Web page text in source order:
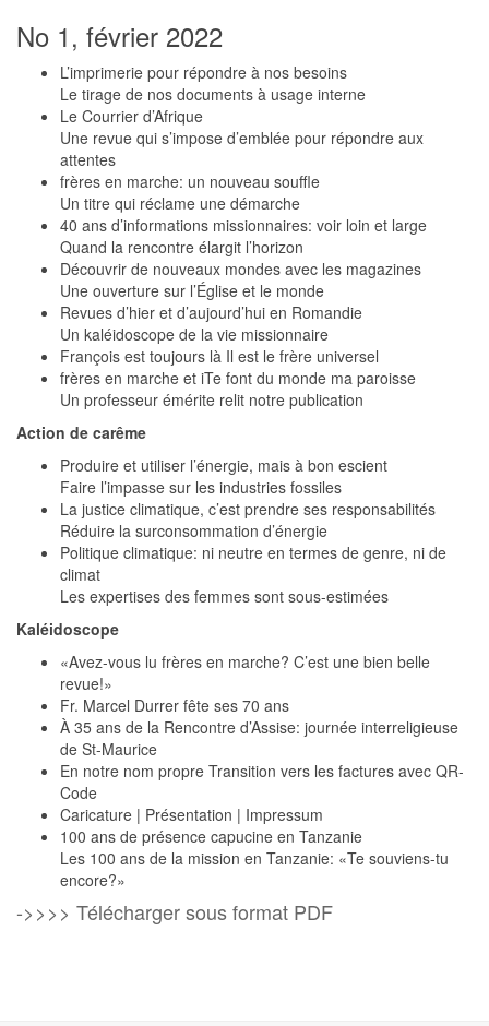
No 1, février 2022
L’imprimerie pour répondre à nos besoins
Le tirage de nos documents à usage interne
Le Courrier d’Afrique
Une revue qui s’impose d’emblée pour répondre aux
attentes
frères en marche: un nouveau souffle
Un titre qui réclame une démarche
40 ans d’informations missionnaires: voir loin et large
Quand la rencontre élargit l’horizon
Découvrir de nouveaux mondes avec les magazines
Une ouverture sur l’Église et le monde
Revues d’hier et d’aujourd’hui en Romandie
Un kaléidoscope de la vie missionnaire
François est toujours là Il est le frère universel
frères en marche et iTe font du monde ma paroisse
Un professeur émérite relit notre publication
Action de carême
Produire et utiliser l’énergie, mais à bon escient
Faire l’impasse sur les industries fossiles
La justice climatique, c’est prendre ses responsabilités
Réduire la surconsommation d’énergie
Politique climatique: ni neutre en termes de genre, ni de
climat
Les expertises des femmes sont sous-estimées
Kaléidoscope
«Avez-vous lu frères en marche? C’est une bien belle
revue!»
Fr. Marcel Durrer fête ses 70 ans
À 35 ans de la Rencontre d’Assise: journée interreligieuse
de St-Maurice
En notre nom propre Transition vers les factures avec QR-
Code
Caricature | Présentation | Impressum
100 ans de présence capucine en Tanzanie
Les 100 ans de la mission en Tanzanie: «Te souviens-tu
encore?»
->>>> Télécharger sous format PDF